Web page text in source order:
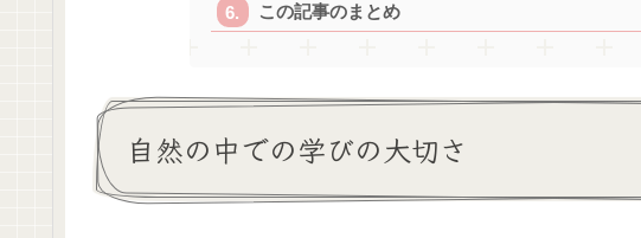
この記事のまとめ
自然の中での学びの大切さ